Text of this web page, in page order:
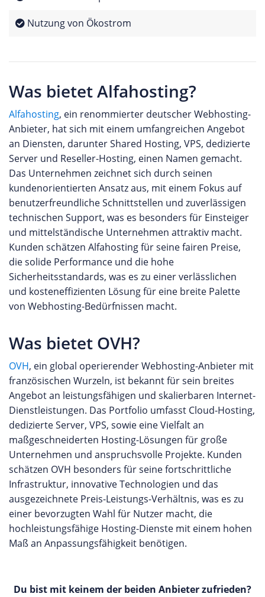
Nutzung von Ökostrom
Was bietet Alfahosting?
Alfahosting, ein renommierter deutscher Webhosting-
Anbieter, hat sich mit einem umfangreichen Angebot
an Diensten, darunter Shared Hosting, VPS, dedizierte
Server und Reseller-Hosting, einen Namen gemacht.
Das Unternehmen zeichnet sich durch seinen
kundenorientierten Ansatz aus, mit einem Fokus auf
benutzerfreundliche Schnittstellen und zuverlässigen
technischen Support, was es besonders für Einsteiger
und mittelständische Unternehmen attraktiv macht.
Kunden schätzen Alfahosting für seine fairen Preise,
die solide Performance und die hohe
Sicherheitsstandards, was es zu einer verlässlichen
und kosteneffizienten Lösung für eine breite Palette
von Webhosting-Bedürfnissen macht.
Was bietet OVH?
OVH, ein global operierender Webhosting-Anbieter mit
französischen Wurzeln, ist bekannt für sein breites
Angebot an leistungsfähigen und skalierbaren Internet-
Dienstleistungen. Das Portfolio umfasst Cloud-Hosting,
dedizierte Server, VPS, sowie eine Vielfalt an
maßgeschneiderten Hosting-Lösungen für große
Unternehmen und anspruchsvolle Projekte. Kunden
schätzen OVH besonders für seine fortschrittliche
Infrastruktur, innovative Technologien und das
ausgezeichnete Preis-Leistungs-Verhältnis, was es zu
einer bevorzugten Wahl für Nutzer macht, die
hochleistungsfähige Hosting-Dienste mit einem hohen
Maß an Anpassungsfähigkeit benötigen.
Du bist mit keinem der beiden Anbieter zufrieden?